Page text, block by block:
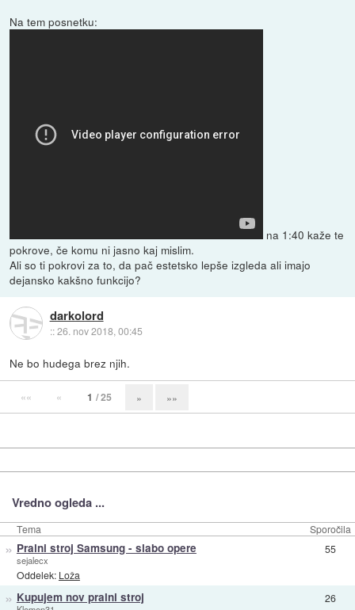
Na tem posnetku:
na 1:40 kaže te
pokrove, če komu ni jasno kaj mislim.
Ali so ti pokrovi za to, da pač estetsko lepše izgleda ali imajo
dejansko kakšno funkcijo?
darkolord
::26. nov 2018, 00:45
Ne bo hudega brez njih.
«« « 1 / 25 » »»
Vredno ogleda ...
Tema Sporočila
» Pralni stroj Samsung - slabo opere
sejalecx
Oddelek: Loža
55
» Kupujem nov pralni stroj 26